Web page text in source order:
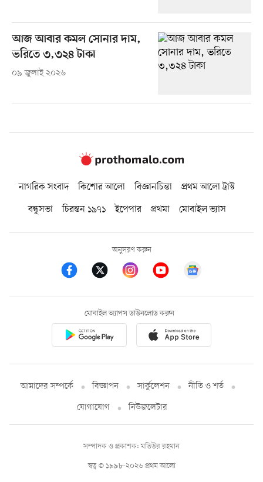
আজ আবার কমল সোনার দাম,
ভরিতে ৩,৩২৪ টাকা
০৯ জুলাই ২০২৬
নাগরিক সংবাদ কিশোর আলো বিজ্ঞানচিন্তা
প্রথম আলো ট্রাস্ট
বন্ধুসভা
চিরন্তন ১৯৭১ ইপেপার প্রথমা মোবাইল ভ্যাস
অনুসরণ করুন
মোবাইল অ্যাপস ডাউনলোড করুন
আমাদের সম্পর্কে বিজ্ঞাপন সার্কুলেশন
নীতি ও শর্ত
যোগাযোগ
নিউজলেটার
স্বত্ব © ১৯৯৮-২০২৬ প্রথম আলো
সম্পাদক ও প্রকাশক: মতিউর রহমান